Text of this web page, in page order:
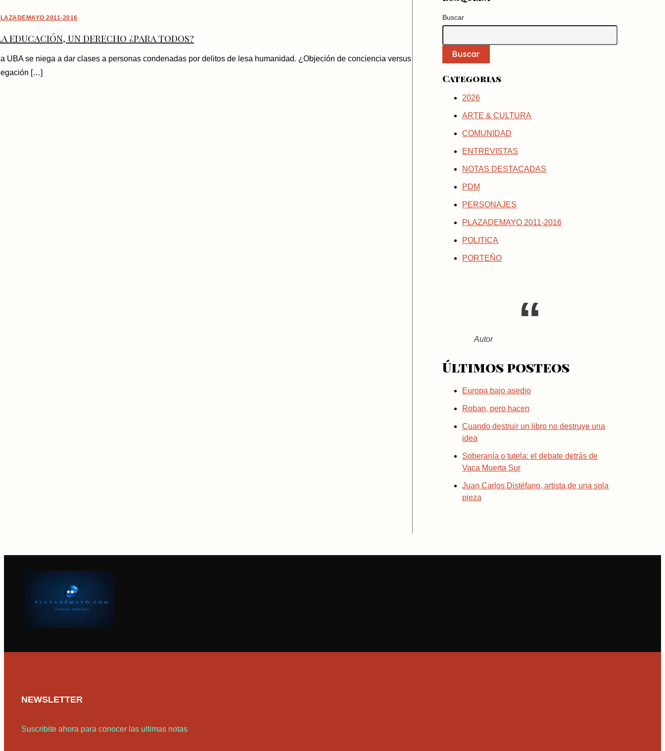
2011-2016
educación, un derecho ¿para todos?
UBA se niega a dar clases a personas condenadas por delitos de lesa humanidad. ¿Objeción de conciencia versus
[…]
Buscar
Buscar
Categorias
2026
ARTE & CULTURA
COMUNIDAD
ENTREVISTAS
NOTAS DESTACADAS
PDM
PERSONAJES
PLAZADEMAYO 2011-2016
POLITICA
PORTEÑO
Autor
Últimos posteos
Europa bajo asedio
Roban, pero hacen
Cuando destruir un libro no destruye una
idea
Soberanía o tutela: el debate detrás de
Vaca Muerta Sur
Juan Carlos Distéfano, artista de una sola
pieza
NEWSLETTER
Suscribite ahora para conocer las ultimas notas